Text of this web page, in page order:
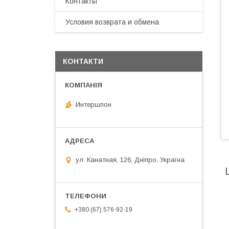
Условия возврата и обмена
КОНТАКТИ
Интершпон
ул. Канатная, 126, Дніпро, Україна
+380 (67) 576-92-19